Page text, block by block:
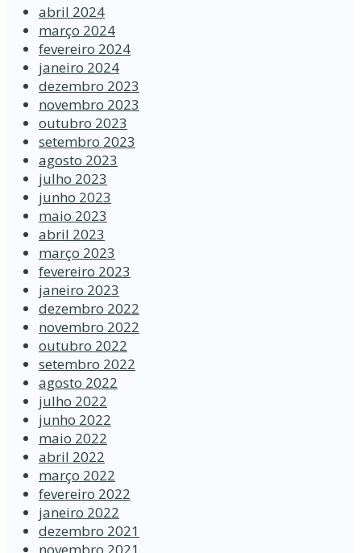
abril 2024
março 2024
fevereiro 2024
janeiro 2024
dezembro 2023
novembro 2023
outubro 2023
setembro 2023
agosto 2023
julho 2023
junho 2023
maio 2023
abril 2023
março 2023
fevereiro 2023
janeiro 2023
dezembro 2022
novembro 2022
outubro 2022
setembro 2022
agosto 2022
julho 2022
junho 2022
maio 2022
abril 2022
março 2022
fevereiro 2022
janeiro 2022
dezembro 2021